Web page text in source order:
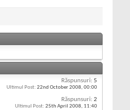
Răspunsuri: 5
Ultimul Post: 22nd October 2008, 00:00
Răspunsuri: 2
Ultimul Post: 25th April 2008, 11:40